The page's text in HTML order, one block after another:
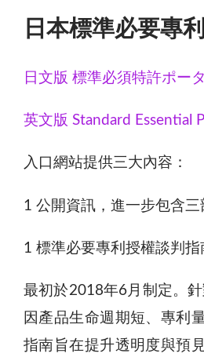
日本標準必要專
日文版 標準必須特許ポー
英文版 Standard Essential
入口網站提供三大內容：
1 公開資訊，進一步包含三
1 標準必要專利授權談判指
最初於2018年6月制定。針
因產品生命週期短、專利
指南旨在提升透明度與預